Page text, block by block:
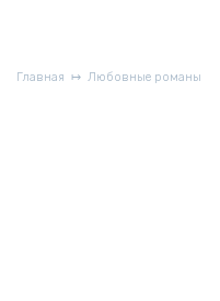
Главная Любовные романы